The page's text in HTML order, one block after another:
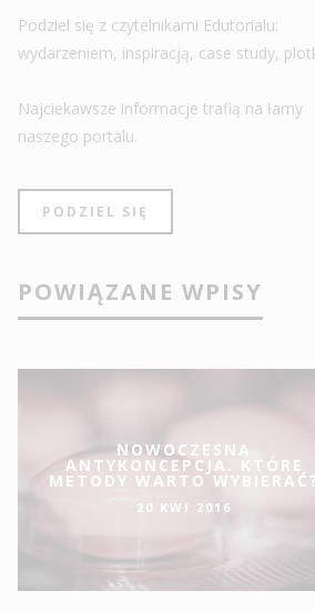
Podziel się z czytelnikami Edutorialu:
wydarzeniem, inspiracją, case study,
Najciekawsze informacje trafią na łamy
naszego portalu.
PODZIEL SIĘ
POWIĄZANE WPISY
NOWOCZESNA
ANTYKONCEPCJA. KTÓRE
METODY WARTO WYBIERAĆ?
20 KWI 2016